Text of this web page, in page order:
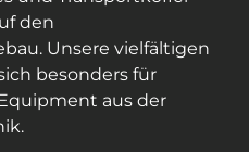
den
Unsere vielfältigen
besonders für
aus der